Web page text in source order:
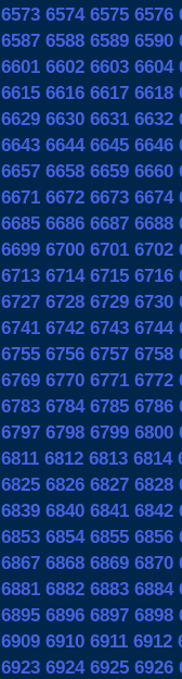
6573 6574 6575 6576
6587 6588 6589 6590
6601 6602 6603 6604
6615 6616 6617 6618
6629 6630 6631 6632
6643 6644 6645 6646
6657 6658 6659 6660
6671 6672 6673 6674
6685 6686 6687 6688
6699 6700 6701 6702
6713 6714 6715 6716
6727 6728 6729 6730
6741 6742 6743 6744
6755 6756 6757 6758
6769 6770 6771 6772
6783 6784 6785 6786
6797 6798 6799 6800
6811 6812 6813 6814
6825 6826 6827 6828
6839 6840 6841 6842
6853 6854 6855 6856
6867 6868 6869 6870
6881 6882 6883 6884
6895 6896 6897 6898
6909 6910 6911 6912
6923 6924 6925 6926